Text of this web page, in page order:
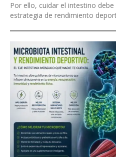
Por ello, cuidar el intestino
estrategia de rendimiento